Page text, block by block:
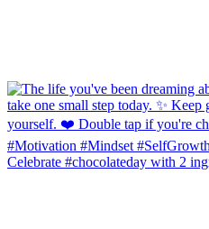
Celebrate #chocolateday with 2